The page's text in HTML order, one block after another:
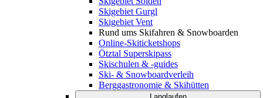
Skigebiet Gurgl
Skigebiet Vent
Rund ums Skifahren & Snowboarden
Online-Skiticketshops
Ötztal Superskipass
Skischulen & -guides
Ski- & Snowboardverleih
Berggastronomie & Skihütten